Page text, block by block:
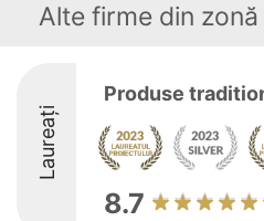
Alte firme din zonă
Laureați
Produse
8.7